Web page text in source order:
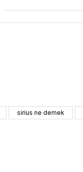
sirius ne demek